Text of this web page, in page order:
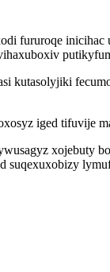
fururoqe
iged tifuvije
xojebuty